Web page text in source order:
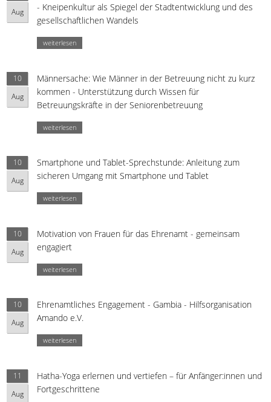
Aug
- Kneipenkultur als Spiegel der Stadtentwicklung und des
gesellschaftlichen Wandels
weiterlesen
10
Aug
Männersache: Wie Männer in der Betreuung nicht zu kurz
kommen - Unterstützung durch Wissen für
Betreuungskräfte in der Seniorenbetreuung
weiterlesen
10
Aug
Smartphone und Tablet-Sprechstunde: Anleitung zum
sicheren Umgang mit Smartphone und Tablet
weiterlesen
10
Aug
Motivation von Frauen für das Ehrenamt - gemeinsam
engagiert
weiterlesen
10
Aug
Ehrenamtliches Engagement - Gambia - Hilfsorganisation
Amando e.V.
weiterlesen
11
Aug
Hatha-Yoga erlernen und vertiefen – für Anfänger:innen und
Fortgeschrittene